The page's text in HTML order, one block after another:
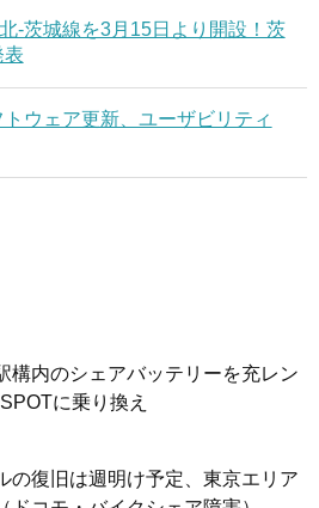
-茨城線を3月15日より開設！茨
表
ウェア更新、ユーザビリティ
構内のシェアバッテリーを充レン
に乗り換え
の復旧は週明け予定、東京エリア